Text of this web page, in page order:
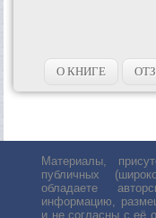
О КНИГЕ
Материалы,
публичных
обладаете
информацию,
и не согласны с её